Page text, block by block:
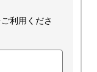
利用くださ